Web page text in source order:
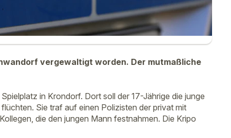
vergewaltigt worden. Der mutmaßliche
in Krondorf. Dort soll der 17-Jährige die junge
Sie traf auf einen Polizisten der privat mit
die den jungen Mann festnahmen. Die Kripo